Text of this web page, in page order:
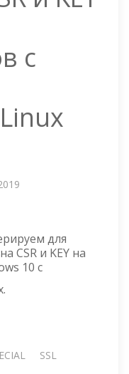
с
для
CSR и KEY на
10 с
SSL